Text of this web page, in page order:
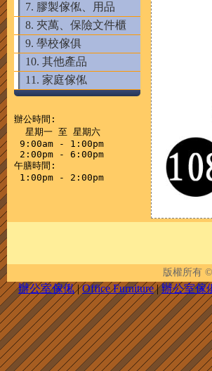
7. 膠製傢俬、用品
8. 夾萬、保險文件櫃
9. 學校傢俱
10. 其他產品
11. 家庭傢俬
辦公時間:
  星期一 至 星期六
9:00am - 1:00pm
2:00pm - 6:00pm
午膳時間:
版權所有
辦公室傢俬|Office Furniture|辦公室傢